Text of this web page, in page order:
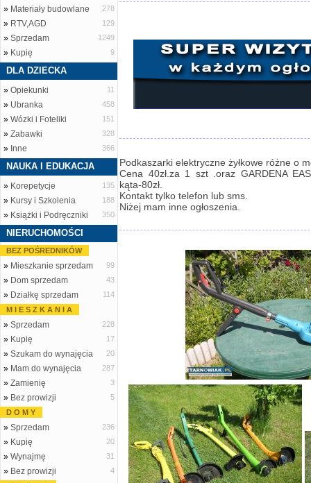
» Materiały budowlane 278
» RTV,AGD 129
» Sprzedam 1249
» Kupię 9
DLA DZIECKA
» Opiekunki 11
» Ubranka 458
» Wózki i Foteliki 151
» Zabawki 328
» Inne 366
NAUKA I EDUKACJA
» Korepetycje 135
» Kursy i Szkolenia 188
» Książki i Podręczniki 350
NIERUCHOMOŚCI
BEZ POŚREDNIKÓW
» Mieszkanie sprzedam 99
» Dom sprzedam 43
» Działkę sprzedam
114
M I E S Z K A N I A
» Sprzedam 228
» Kupię 17
» Szukam do wynajęcia 20
» Mam do wynajęcia 287
» Zamienię 3
» Bez prowizji
5
D O M Y
» Sprzedam 236
» Kupię 20
» Wynajmę 31
» Bez prowizji
4
Podkaszarki elektryczne żyłkowe różne o
Cena 40zł.za 1 szt .oraz GARDENA
kąta-80zł.
Kontakt tylko telefon lub sms.
Niżej mam inne ogłoszenia.